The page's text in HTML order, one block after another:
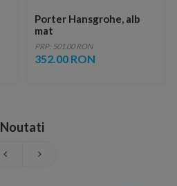
Porter Hansgrohe, alb
mat
PRP: 501.00 RON
352.00 RON
Noutati